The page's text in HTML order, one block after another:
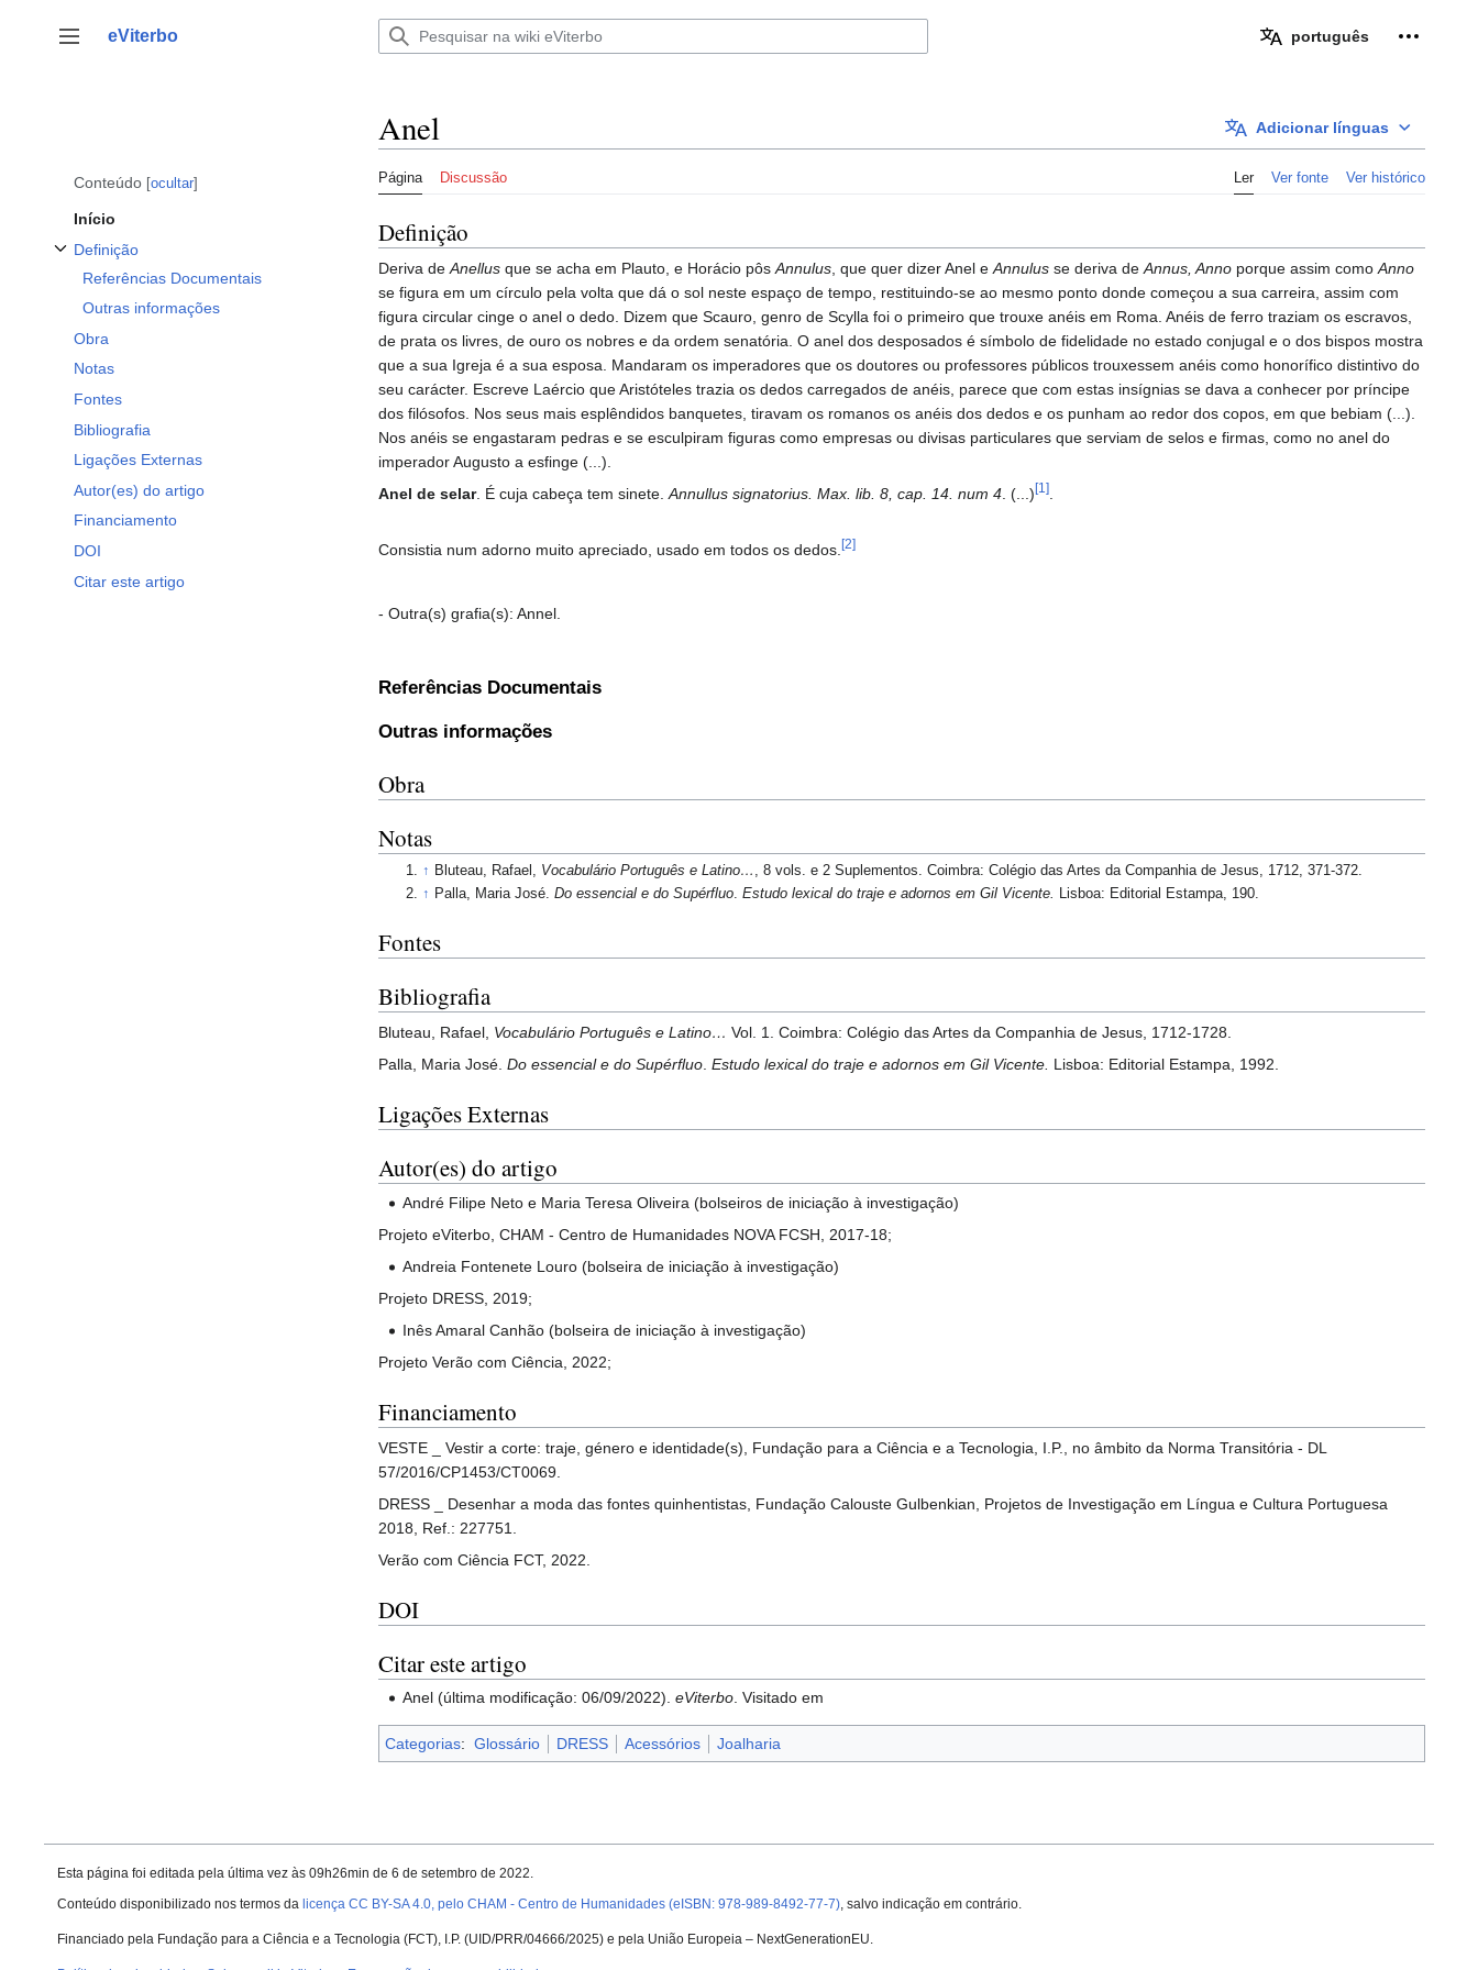
para
Alternar barra lateral
eViterbo português
Conteúdo ocultar
Início
Definição
Referências Documentais
Outras informações
Obra
Notas
Fontes
Bibliografia
Ligações Externas
Autor(es) do artigo
Financiamento
DOI
Citar este artigo
Adicionar línguas
Anel
Página Discussão Ler Ver fonte Ver histórico
Definição
Deriva de Anellus que se acha em Plauto, e Horácio pôs Annulus , que quer dizer Anel e Annulus se deriva de Annus, Anno porque assim como Anno
se figura em um círculo pela volta que dá o sol neste espaço de tempo, restituindo-se ao mesmo ponto donde começou a sua carreira, assim com
figura circular cinge o anel o dedo. Dizem que Scauro, genro de Scylla foi o primeiro que trouxe anéis em Roma. Anéis de ferro traziam os escravos,
de prata os livres, de ouro os nobres e da ordem senatória. O anel dos desposados é símbolo de fidelidade no estado conjugal e o dos bispos mostra
que a sua Igreja é a sua esposa. Mandaram os imperadores que os doutores ou professores públicos trouxessem anéis como honorífico distintivo do
seu carácter. Escreve Laércio que Aristóteles trazia os dedos carregados de anéis, parece que com estas insígnias se dava a conhecer por príncipe
dos filósofos. Nos seus mais esplêndidos banquetes, tiravam os romanos os anéis dos dedos e os punham ao redor dos copos, em que bebiam (...).
Nos anéis se engastaram pedras e se esculpiram figuras como empresas ou divisas particulares que serviam de selos e firmas, como no anel do
imperador Augusto a esfinge (...).
Anel de selar. É cuja cabeça tem sinete. Annullus signatorius. Max. lib. 8, cap. 14. num 4 . (...) [1]
Consistia num adorno muito apreciado, usado em todos os dedos. [2]
- Outra(s) grafia(s): Annel.
Referências Documentais
Outras informações
Obra
Notas
↑ Bluteau, Rafael, Vocabulário Português e Latino… , 8 vols. e 2 Suplementos. Coimbra: Colégio das Artes da Companhia de Jesus, 1712, 371-372.
↑ Palla, Maria José.Do essencial e do Supérfluo.Estudo lexical do traje e adornos em Gil Vicente. Lisboa: Editorial Estampa, 190.
Fontes
Bibliografia
Bluteau, Rafael, Vocabulário Português e Latino… Vol. 1. Coimbra: Colégio das Artes da Companhia de Jesus, 1712-1728.
Palla, Maria José. Do essencial e do Supérfluo. Estudo lexical do traje e adornos em Gil Vicente. Lisboa: Editorial Estampa, 1992.
Ligações Externas
Autor(es) do artigo
André Filipe Neto e Maria Teresa Oliveira (bolseiros de iniciação à investigação)
Projeto eViterbo, CHAM - Centro de Humanidades NOVA FCSH, 2017-18;
Andreia Fontenete Louro (bolseira de iniciação à investigação)
Projeto DRESS, 2019;
Inês Amaral Canhão (bolseira de iniciação à investigação)
Projeto Verão com Ciência, 2022;
Financiamento
VESTE _ Vestir a corte: traje, género e identidade(s), Fundação para a Ciência e a Tecnologia, I.P., no âmbito da Norma Transitória - DL
57/2016/CP1453/CT0069.
DRESS _ Desenhar a moda das fontes quinhentistas, Fundação Calouste Gulbenkian, Projetos de Investigação em Língua e Cultura Portuguesa
2018, Ref.: 227751.
Verão com Ciência FCT, 2022.
DOI
Citar este artigo
Anel (última modificação: 06/09/2022).eViterbo . Visitado em
Categorias: Glossário DRESS Acessórios Joalharia
Esta página foi editada pela última vez às 09h26min de 6 de setembro de 2022.
Conteúdo disponibilizado nos termos da licença CC BY-SA 4.0, pelo CHAM - Centro de Humanidades (eISBN: 978-989-8492-77-7), salvo indicação em contrário.
Financiado pela Fundação para a Ciência e a Tecnologia (FCT), I.P. (UID/PRR/04666/2025) e pela União Europeia – NextGenerationEU.